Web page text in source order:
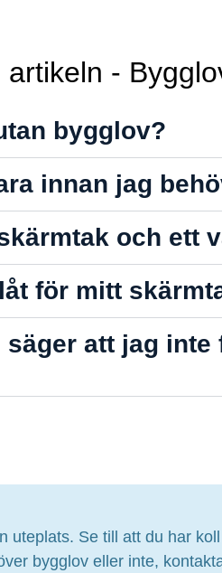
-
bygglov?
innan jag
och ett
för mitt
att jag
uteplats. Se till att du har
bygglov eller inte,